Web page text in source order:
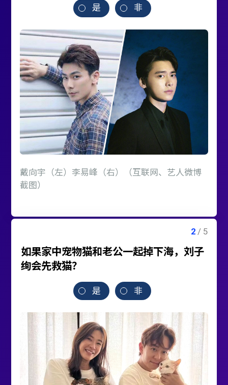
是 非
戴向宇（左）李易峰（右）（互联网、艺人微博
截图）
如果家中宠物猫和老公一起掉下海，刘子
绚会先救猫？
是 非